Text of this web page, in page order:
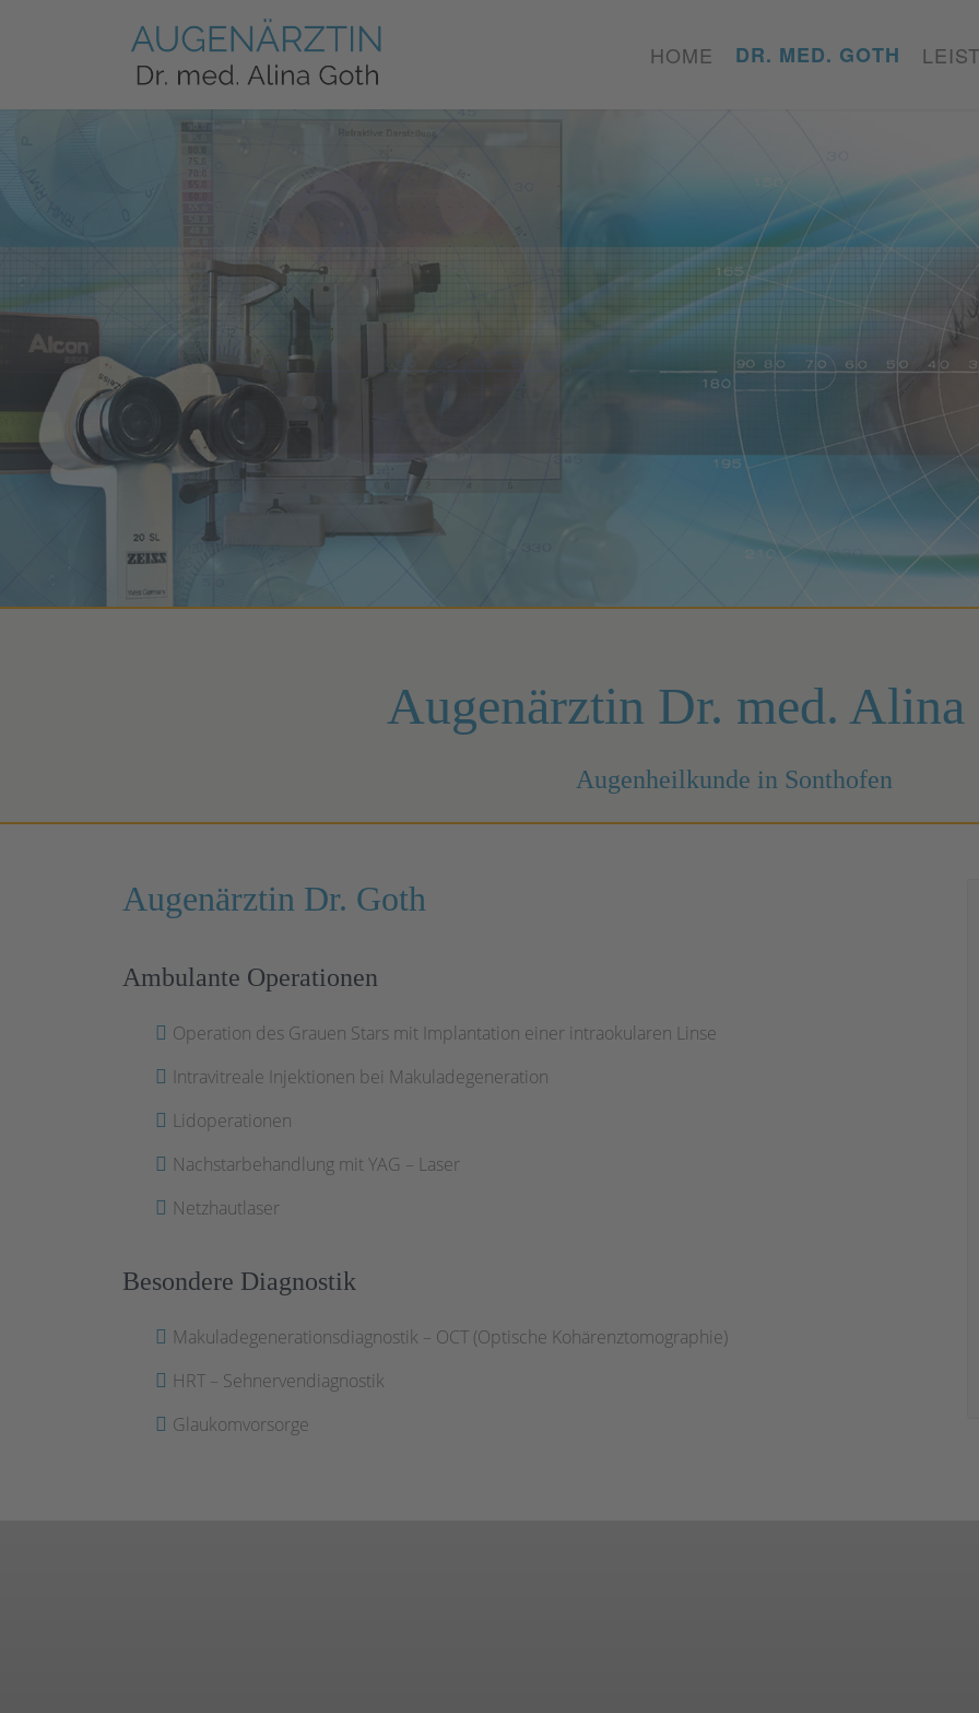
HOME DR. MED. GOTH
Augenärztin Dr. med. Alina
Augenheilkunde in Sonthofen
Augenärztin Dr. Goth
Ambulante Operationen
Operation des Grauen Stars mit Implantation einer intraokularen Linse
Intravitreale Injektionen bei Makuladegeneration
Lidoperationen
Nachstarbehandlung mit YAG – Laser
Netzhautlaser
Besondere Diagnostik
Makuladegenerationsdiagnostik – OCT (Optische Kohärenztomographie)
HRT – Sehnervendiagnostik
Glaukomvorsorge